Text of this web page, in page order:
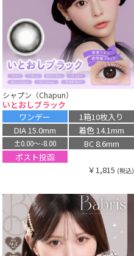
シャプン（Chapun）
いとおしブラック
ワンデー
1箱10枚入り
DIA 15.0mm
着色 14.1mm
±0.00〜-8.00
BC 8.6mm
ポスト投函
￥1,815 (税込)